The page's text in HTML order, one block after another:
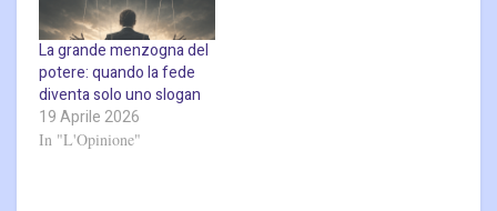
La grande menzogna del
potere: quando la fede
diventa solo uno slogan
19 Aprile 2026
In "L'Opinione"